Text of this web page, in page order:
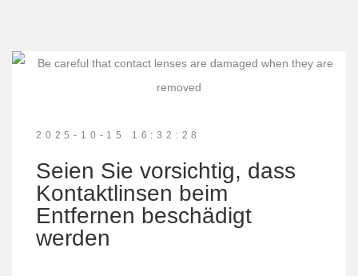
2025-10-15 16:32:28
Seien Sie vorsichtig, dass
Kontaktlinsen beim
Entfernen beschädigt
werden